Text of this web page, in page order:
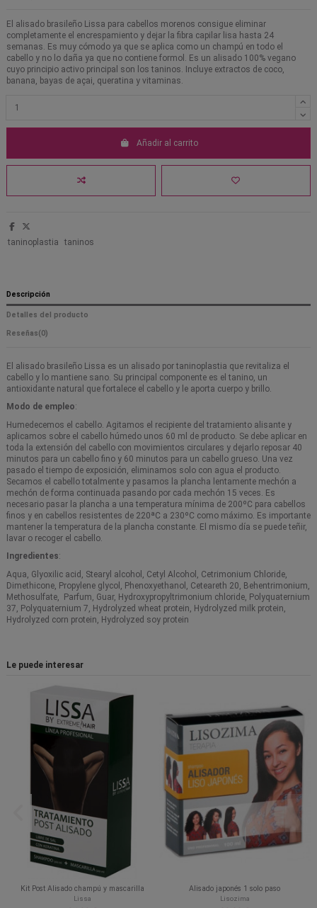
El alisado brasileño Lissa para cabellos morenos consigue eliminar
completamente el encrespamiento y dejar la fibra capilar lisa hasta 24
semanas. Es muy cómodo ya que se aplica como un champú en todo el
cabello y no lo daña ya que no contiene formol. Es un alisado 100% vegano
cuyo principio activo principal son los taninos. Incluye extractos de coco,
banana, bayas de açai, queratina y vitaminas.
Añadir al carrito
taninoplastia taninos
Descripción
Detalles del producto
Reseñas(0)
El alisado brasileño Lissa es un alisado por taninoplastia que revitaliza el
cabello y lo mantiene sano. Su principal componente es el tanino, un
antioxidante natural que fortalece el cabello y le aporta cuerpo y brillo.
Modo de empleo:
Humedecemos el cabello. Agitamos el recipiente del tratamiento alisante y
aplicamos sobre el cabello húmedo unos 60 ml de producto. Se debe aplicar en
toda la extensión del cabello con movimientos circulares y dejarlo reposar 40
minutos para un cabello fino y 60 minutos para un cabello grueso. Una vez
pasado el tiempo de exposición, eliminamos solo con agua el producto.
Secamos el cabello totalmente y pasamos la plancha lentamente mechón a
mechón de forma continuada pasando por cada mechón 15 veces. Es
necesario pasar la plancha a una temperatura mínima de 200ºC para cabellos
finos y en cabellos resistentes de 220ªC a 230ºC como máximo. Es importante
mantener la temperatura de la plancha constante. El mismo día se puede teñir,
lavar o recoger el cabello.
Ingredientes:
Aqua, Glyoxilic acid, Stearyl alcohol, Cetyl Alcohol, Cetrimonium Chloride,
Dimethicone, Propylene glycol, Phenoxyethanol, Ceteareth 20, Behentrimonium,
Methosulfate, Parfum, Guar, Hydroxypropyltrimonium chloride, Polyquaternium
37, Polyquaternium 7, Hydrolyzed wheat protein, Hydrolyzed milk protein,
Hydrolyzed corn protein, Hydrolyzed soy protein
Le puede interesar
Kit Post Alisado champú y mascarilla
Lissa
Alisado japonés 1 solo paso
Lisozima